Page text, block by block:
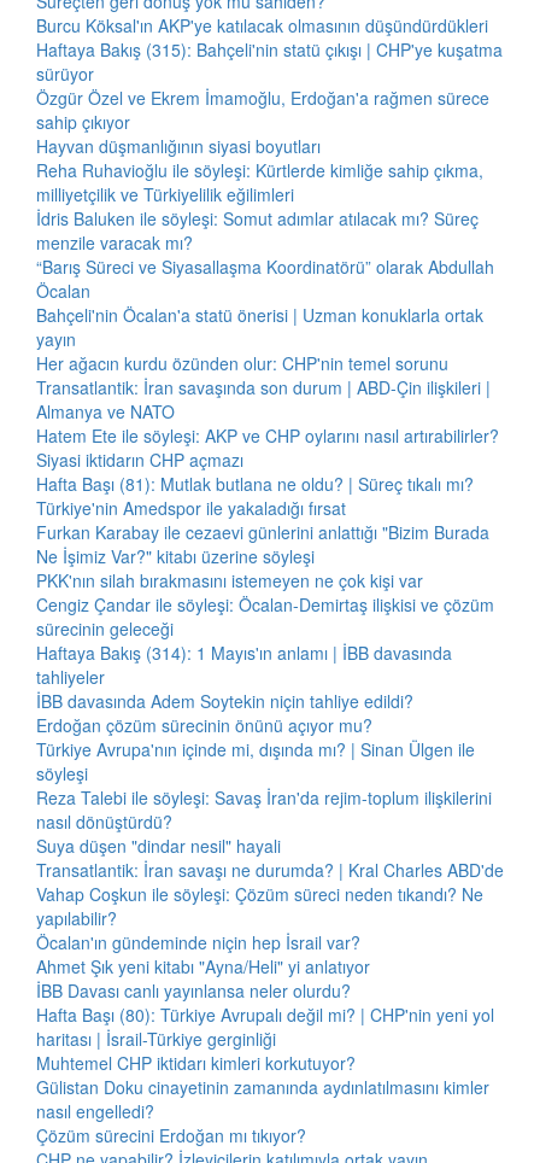
Burcu Köksal'ın AKP'ye katılacak olmasının düşündürdükleri
Haftaya Bakış (315): Bahçeli'nin statü çıkışı | CHP'ye kuşatma
sürüyor
Özgür Özel ve Ekrem İmamoğlu, Erdoğan'a rağmen sürece
sahip çıkıyor
Hayvan düşmanlığının siyasi boyutları
Reha Ruhavioğlu ile söyleşi: Kürtlerde kimliğe sahip çıkma,
milliyetçilik ve Türkiyelilik eğilimleri
İdris Baluken ile söyleşi: Somut adımlar atılacak mı? Süreç
menzile varacak mı?
“Barış Süreci ve Siyasallaşma Koordinatörü” olarak Abdullah
Öcalan
Bahçeli'nin Öcalan'a statü önerisi | Uzman konuklarla ortak
yayın
Her ağacın kurdu özünden olur: CHP'nin temel sorunu
Transatlantik: İran savaşında son durum | ABD-Çin ilişkileri |
Almanya ve NATO
Hatem Ete ile söyleşi: AKP ve CHP oylarını nasıl artırabilirler?
Siyasi iktidarın CHP açmazı
Hafta Başı (81): Mutlak butlana ne oldu? | Süreç tıkalı mı?
Türkiye'nin Amedspor ile yakaladığı fırsat
Furkan Karabay ile cezaevi günlerini anlattığı "Bizim Burada
Ne İşimiz Var?" kitabı üzerine söyleşi
PKK'nın silah bırakmasını istemeyen ne çok kişi var
Cengiz Çandar ile söyleşi: Öcalan-Demirtaş ilişkisi ve çözüm
sürecinin geleceği
Haftaya Bakış (314): 1 Mayıs'ın anlamı | İBB davasında
tahliyeler
İBB davasında Adem Soytekin niçin tahliye edildi?
Erdoğan çözüm sürecinin önünü açıyor mu?
Türkiye Avrupa'nın içinde mi, dışında mı? | Sinan Ülgen ile
söyleşi
Reza Talebi ile söyleşi: Savaş İran'da rejim-toplum ilişkilerini
nasıl dönüştürdü?
Suya düşen "dindar nesil" hayali
Transatlantik: İran savaşı ne durumda? | Kral Charles ABD'de
Vahap Coşkun ile söyleşi: Çözüm süreci neden tıkandı? Ne
yapılabilir?
Öcalan'ın gündeminde niçin hep İsrail var?
Ahmet Şık yeni kitabı "Ayna/Heli" yi anlatıyor
İBB Davası canlı yayınlansa neler olurdu?
Hafta Başı (80): Türkiye Avrupalı değil mi? | CHP'nin yeni yol
haritası | İsrail-Türkiye gerginliği
Muhtemel CHP iktidarı kimleri korkutuyor?
Gülistan Doku cinayetinin zamanında aydınlatılmasını kimler
nasıl engelledi?
Çözüm sürecini Erdoğan mı tıkıyor?